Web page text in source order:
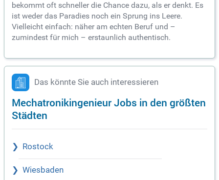
bekommt oft schneller die Chance dazu, als er denkt. Es
ist weder das Paradies noch ein Sprung ins Leere.
Vielleicht einfach: näher am echten Beruf und –
zumindest für mich – erstaunlich authentisch.
Das könnte Sie auch interessieren
Mechatronikingenieur Jobs in den größten
Städten
Rostock
Wiesbaden